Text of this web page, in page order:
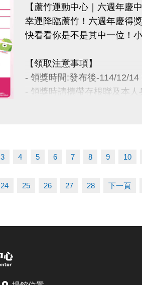
洽詢專線 : (03)263-9066 分
官網 : https://
IG : @luzhusports
【蘆竹運動中心｜六週年慶
幸運降臨蘆竹！六週年慶得
快看看你是不是其中一位！
【領取注意事項】
- 領獎時間:發布後-114/12/
- 領獎時請攜帶存根聯及本
- 若使用課程折抵金報課，
- 因活動核銷需要，會複印
- 本活動作業說明蘆竹國民
3 4 5 6 7 8 9 10
24 25 26 27 28 下一頁